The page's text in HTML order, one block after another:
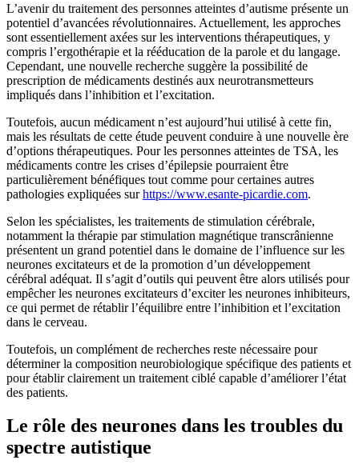
L’avenir du traitement des personnes atteintes d’autisme présente un
potentiel d’avancées révolutionnaires. Actuellement, les approches
sont essentiellement axées sur les interventions thérapeutiques, y
compris l’ergothérapie et la rééducation de la parole et du langage.
Cependant, une nouvelle recherche suggère la possibilité de
prescription de médicaments destinés aux neurotransmetteurs
impliqués dans l’inhibition et l’excitation.
Toutefois, aucun médicament n’est aujourd’hui utilisé à cette fin,
mais les résultats de cette étude peuvent conduire à une nouvelle ère
d’options thérapeutiques. Pour les personnes atteintes de TSA, les
médicaments contre les crises d’épilepsie pourraient être
particulièrement bénéfiques tout comme pour certaines autres
pathologies expliquées surhttps://www.esante-picardie.com.
Selon les spécialistes, les traitements de stimulation cérébrale,
notamment la thérapie par stimulation magnétique transcrânienne
présentent un grand potentiel dans le domaine de l’influence sur les
neurones excitateurs et de la promotion d’un développement
cérébral adéquat. Il s’agit d’outils qui peuvent être alors utilisés pour
empêcher les neurones excitateurs d’exciter les neurones inhibiteurs,
ce qui permet de rétablir l’équilibre entre l’inhibition et l’excitation
dans le cerveau.
Toutefois, un complément de recherches reste nécessaire pour
déterminer la composition neurobiologique spécifique des patients et
pour établir clairement un traitement ciblé capable d’améliorer l’état
des patients.
Le rôle des neurones dans les troubles du
spectre autistique